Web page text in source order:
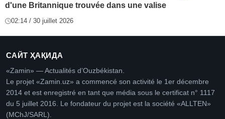
d'une Britannique trouvée dans une valise
02:14 / 30 juillet 2026
САЙТ ҲАҚИДА
«Zamin» — Actualités d’Ouzbékistan.
Le projet «Zamin.uz» a commencé son activité le 1er décembre
2014 et est enregistré en tant que média sous le certificat n° 1117
du 5 juillet 2016. Le fondateur du projet est la société «ALLTEN»
(MChJ/SARL).